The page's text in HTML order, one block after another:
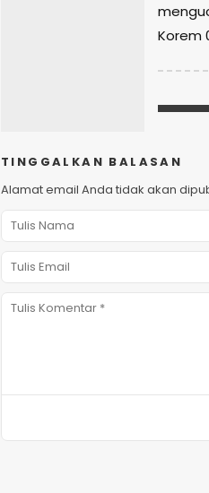
Korem
TINGGALKAN BALASAN
Alamat email Anda tidak akan